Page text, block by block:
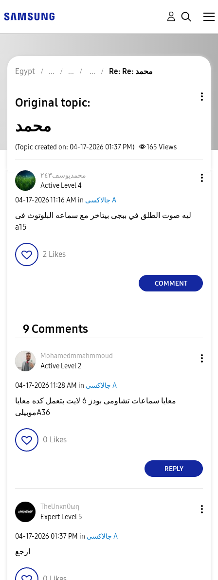
Egypt Re: Re: محمد
Original topic:
محمد
(Topic created on: 04-17-2026 01:37 PM) 165 Views
محمديوسف٢٤٣
Active Level 4
‎04-17-202611:16 AM in جالاكسى A
ليه صوت الطلق في ببجى بيتاخر مع سماعه البلوتوث فى
a15
2 Likes
COMMENT
9 Comments
Mohamedmmahmmoud
Active Level 2
‎04-17-202611:28 AM in جالاكسى A
معايا سماعات تشاومى بودز 6 لايت بتعمل كده معايا
موبيلىA36
0 Likes
REPLY
TheUnκn0ωη
Expert Level 5
‎04-17-2026 01:37 PM in جالاكسى A
ارجع